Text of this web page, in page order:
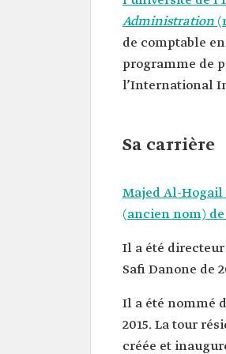
Poste actuel
Date de sa
nomination
Éducation
Administration
de comptable
programme de
l’International
Sa carrière
Majed Al-Hogail
(ancien nom) de
Il a été
Safi Danone de
Il a été nommé
2015. La tour
créée et